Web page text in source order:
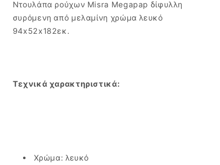
Ντουλάπα ρούχων Misra Megapap δίφυλλη
συρόμενη από μελαμίνη χρώμα λευκό
94x52x182εκ.
Τεχνικά χαρακτηριστικά:
Χρώμα: λευκό